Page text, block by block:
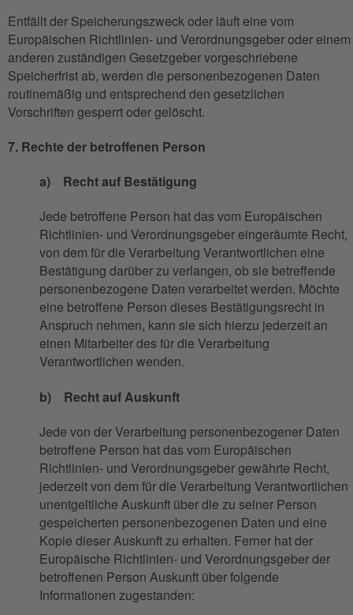
Entfällt der Speicherungszweck oder läuft eine vom
Europäischen Richtlinien- und Verordnungsgeber oder einem
anderen zuständigen Gesetzgeber vorgeschriebene
Speicherfrist ab, werden die personenbezogenen Daten
routinemäßig und entsprechend den gesetzlichen
Vorschriften gesperrt oder gelöscht.
7. Rechte der betroffenen Person
a) Recht auf Bestätigung
Jede betroffene Person hat das vom Europäischen
Richtlinien- und Verordnungsgeber eingeräumte Recht,
von dem für die Verarbeitung Verantwortlichen eine
Bestätigung darüber zu verlangen, ob sie betreffende
personenbezogene Daten verarbeitet werden. Möchte
eine betroffene Person dieses Bestätigungsrecht in
Anspruch nehmen, kann sie sich hierzu jederzeit an
einen Mitarbeiter des für die Verarbeitung
Verantwortlichen wenden.
b) Recht auf Auskunft
Jede von der Verarbeitung personenbezogener Daten
betroffene Person hat das vom Europäischen
Richtlinien- und Verordnungsgeber gewährte Recht,
jederzeit von dem für die Verarbeitung Verantwortlichen
unentgeltliche Auskunft über die zu seiner Person
gespeicherten personenbezogenen Daten und eine
Kopie dieser Auskunft zu erhalten. Ferner hat der
Europäische Richtlinien- und Verordnungsgeber der
betroffenen Person Auskunft über folgende
Informationen zugestanden: